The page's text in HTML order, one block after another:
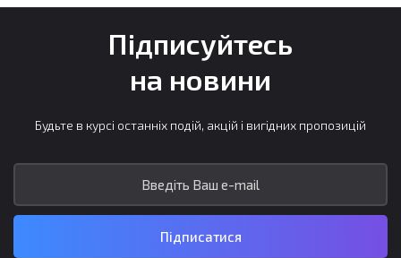
Підписуйтесь
на новини
Будьте в курсі останніх подій, акцій і вигідних пропозицій
Підписатися